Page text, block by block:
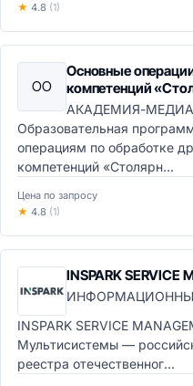
★ 4.8 (1)
ОО
Основные
компетенций
АКАДЕМИЯ-МЕДИА
Образовательная
операциям по обработке
компетенций «Столярн...
Цена по запросу
★ 4.8 (1)
INSPARK SERVICE
INSPARK SERVICE
Мультисистемы —
реестра отечественног...